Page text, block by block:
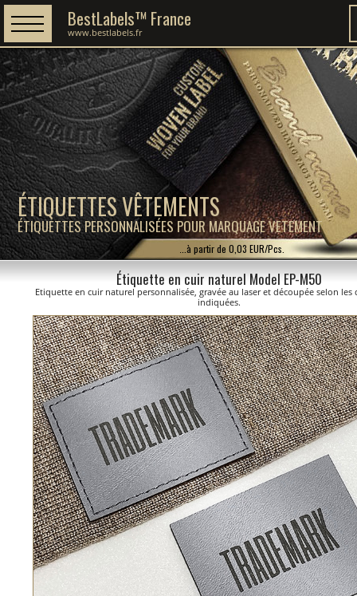
ÉTIQUETTES VÊTEMENTS
ÉTIQUETTES PERSONNALISÉES POUR MARQUAGE VETEMENT
BestLabels™ France
www.bestlabels.fr
...à partir de 0,03 EUR/Pcs.
Étiquette en cuir naturel Model EP-M50
Etiquette en cuir naturel personnalisée, gravée au laser et découpée selon les
indiquées.